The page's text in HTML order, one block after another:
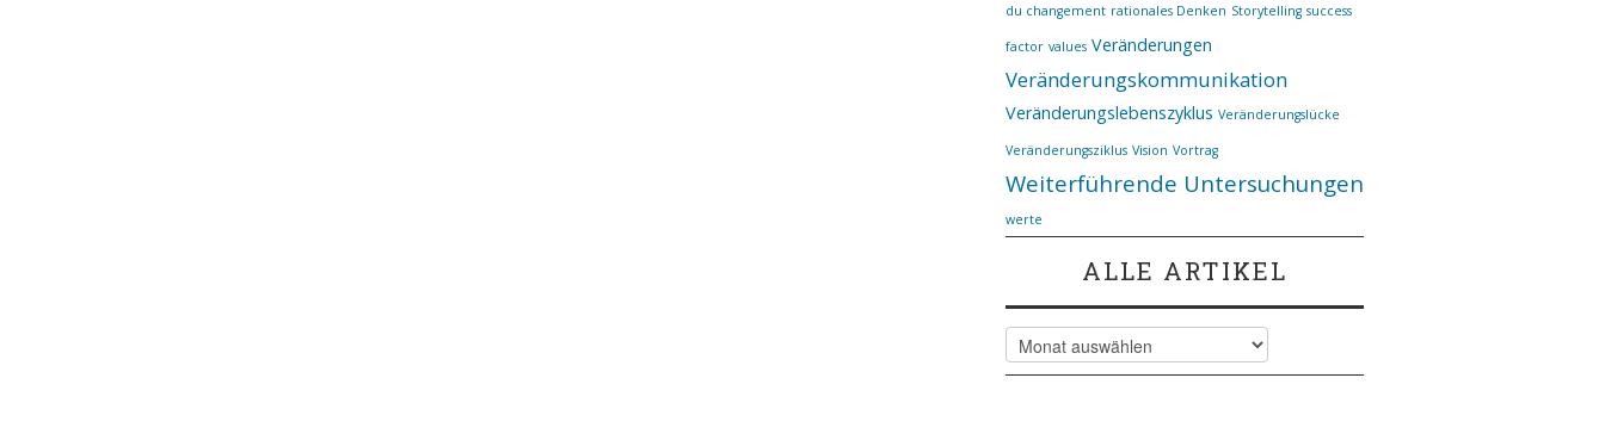
du changement rationales Denken Storytelling success
factor values Veränderungen
Veränderungskommunikation
Veränderungslebenszyklus Veränderungslücke
Veränderungsziklus Vision Vortrag
Weiterführende Untersuchungen
werte
ALLE ARTIKEL
Alle
Artikel